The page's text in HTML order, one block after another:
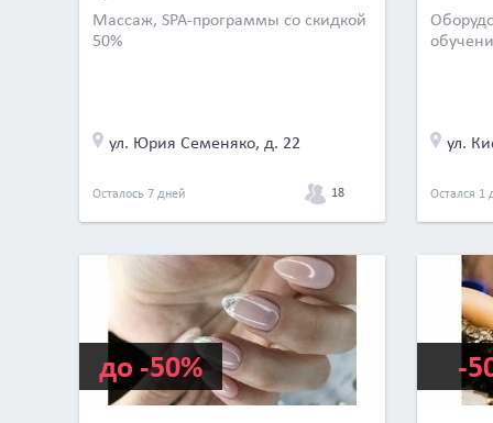
Массаж, SPA-программы со скидкой
50%
ул. Юрия Семеняко, д. 22
Осталось 7 дней 18
ул.
Остался 1
до -50% -